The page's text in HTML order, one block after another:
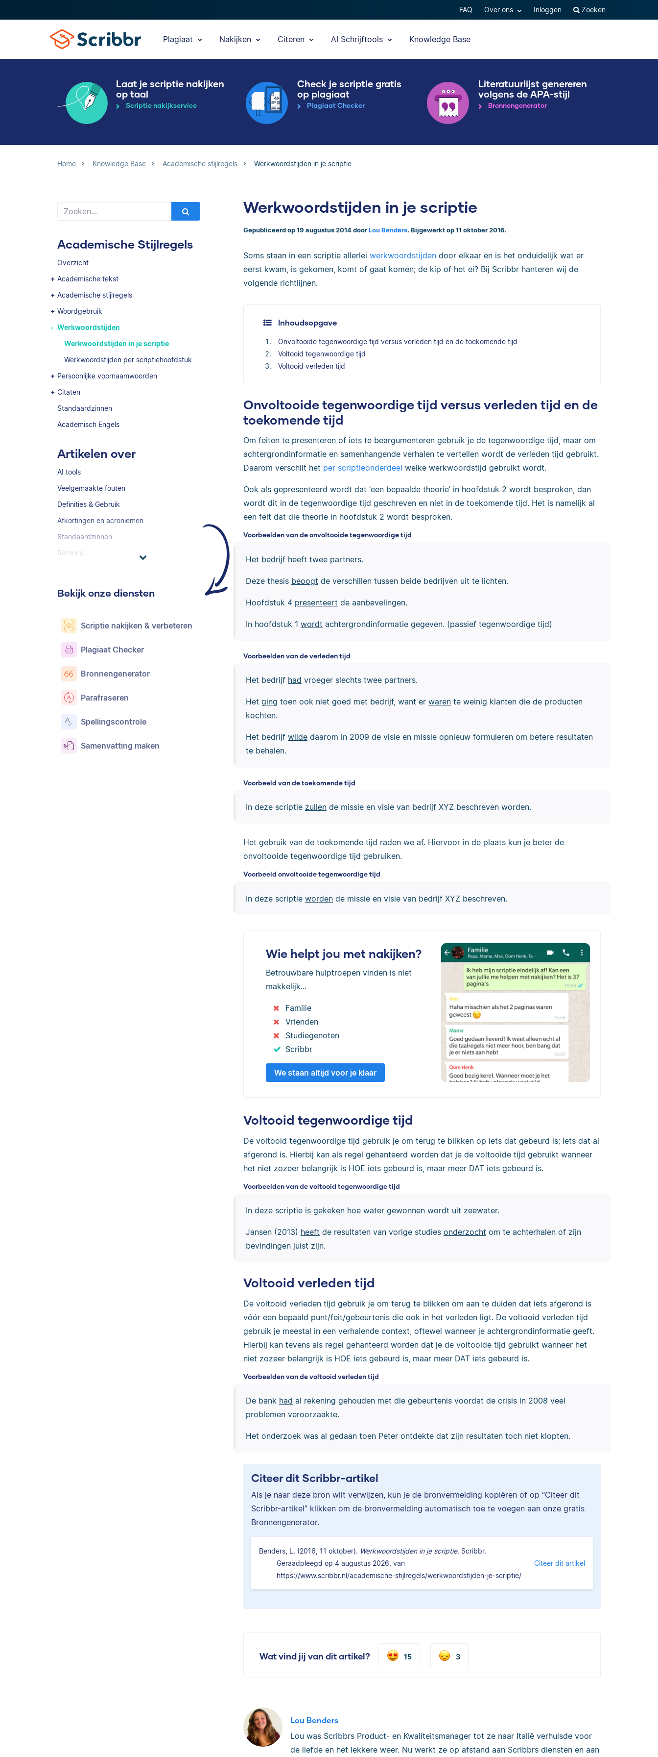
FAQ Over ons Inloggen Zoeken
Plagiaat Nakijken Citeren AI Schrijftools Knowledge Base
Laat je scriptie nakijken
op taal
Scriptie nakijkservice
Check je scriptie gratis
op plagiaat
Plagiaat Checker
Literatuurlijst genereren
volgens de APA-stijl
Bronnengenerator
Home Knowledge Base Academische stijlregels Werkwoordstijden in je scriptie
Academische Stijlregels
Overzicht
Academische tekst
Academische stijlregels
Woordgebruik
Werkwoordstijden
Werkwoordstijden in je scriptie
Werkwoordstijden per scriptiehoofdstuk
Persoonlijke voornaamwoorden
Citaten
Standaardzinnen
Academisch Engels
Artikelen over
AI tools
Veelgemaakte fouten
Definities & Gebruik
Afkortingen en acroniemen
Standaardzinnen
Retorica
Bekijk onze diensten
Scriptie nakijken & verbeteren
Plagiaat Checker
Bronnengenerator
Parafraseren
Spellingscontrole
Samenvatting maken
Werkwoordstijden in je scriptie
Gepubliceerd op 19 augustus 2014 door Lou Benders. Bijgewerkt op 11 oktober 2016.
Soms staan in een scriptie allerlei werkwoordstijden door elkaar en is het onduidelijk wat er
eerst kwam, is gekomen, komt of gaat komen; de kip of het ei? Bij Scribbr hanteren wij de
volgende richtlijnen.
Inhoudsopgave
Onvoltooide tegenwoordige tijd versus verleden tijd en de toekomende tijd
Voltooid tegenwoordige tijd
Voltooid verleden tijd
Onvoltooide tegenwoordige tijd versus verleden tijd en de
toekomende tijd
Om feiten te presenteren of iets te beargumenteren gebruik je de tegenwoordige tijd, maar om
achtergrondinformatie en samenhangende verhalen te vertellen wordt de verleden tijd gebruikt.
Daarom verschilt het per scriptieonderdeel welke werkwoordstijd gebruikt wordt.
Ook als gepresenteerd wordt dat ‘een bepaalde theorie’ in hoofdstuk 2 wordt besproken, dan
wordt dit in de tegenwoordige tijd geschreven en niet in de toekomende tijd. Het is namelijk al
een feit dat die theorie in hoofdstuk 2 wordt besproken.
Voorbeelden van de onvoltooide tegenwoordige tijd
Het bedrijf heeft twee partners.
Deze thesis beoogt de verschillen tussen beide bedrijven uit te lichten.
Hoofdstuk 4 presenteert de aanbevelingen.
In hoofdstuk 1 wordt achtergrondinformatie gegeven. (passief tegenwoordige tijd)
Voorbeelden van de verleden tijd
Het bedrijf had vroeger slechts twee partners.
Het ging toen ook niet goed met bedrijf, want er warente weinig klanten die de producten
kochten.
Het bedrijf wildedaarom in 2009 de visie en missie opnieuw formuleren om betere resultaten
te behalen.
Voorbeeld van de toekomende tijd
In deze scriptie zullende missie en visie van bedrijf XYZ beschreven worden.
Het gebruik van de toekomende tijd raden we af. Hiervoor in de plaats kun je beter de
onvoltooide tegenwoordige tijd gebruiken.
Voorbeeld onvoltooide tegenwoordige tijd
In deze scriptie wordende missie en visie van bedrijf XYZ beschreven.
Wie helpt jou met nakijken?
Betrouwbare hulptroepen vinden is niet
makkelijk...
Familie
Vrienden
Studiegenoten
Scribbr
We staan altijd voor je klaar
Voltooid tegenwoordige tijd
De voltooid tegenwoordige tijd gebruik je om terug te blikken op iets dat gebeurd is; iets dat al
afgerond is. Hierbij kan als regel gehanteerd worden dat je de voltooide tijd gebruikt wanneer
het niet zozeer belangrijk is HOE iets gebeurd is, maar meer DAT iets gebeurd is.
Voorbeelden van de voltooid tegenwoordige tijd
In deze scriptie is gekekenhoe water gewonnen wordt uit zeewater.
Jansen (2013) heeft de resultaten van vorige studies onderzocht om te achterhalen of zijn
bevindingen juist zijn.
Voltooid verleden tijd
De voltooid verleden tijd gebruik je om terug te blikken om aan te duiden dat iets afgerond is
vóór een bepaald punt/feit/gebeurtenis die ook in het verleden ligt. De voltooid verleden tijd
gebruik je meestal in een verhalende context, oftewel wanneer je achtergrondinformatie geeft.
Hierbij kan tevens als regel gehanteerd worden dat je de voltooide tijd gebruikt wanneer het
niet zozeer belangrijk is HOE iets gebeurd is, maar meer DAT iets gebeurd is.
Voorbeelden van de voltooid verleden tijd
De bank had al rekening gehouden met die gebeurtenis voordat de crisis in 2008 veel
problemen veroorzaakte.
Het onderzoek was al gedaan toen Peter ontdekte dat zijn resultaten toch niet klopten.
Citeer dit Scribbr-artikel
Als je naar deze bron wilt verwijzen, kun je de bronvermelding kopiëren of op “Citeer dit
Scribbr-artikel” klikken om de bronvermelding automatisch toe te voegen aan onze gratis
Bronnengenerator.
Benders, L. (2016, 11 oktober). Werkwoordstijden in je scriptie. Scribbr.
Geraadpleegd op 4 augustus 2026, van
https://www.scribbr.nl/academische-stijlregels/werkwoordstijden-je-scriptie/
Citeer dit artikel
Wat vind jij van dit artikel? 15 3
Lou Benders
Lou was Scribbrs Product- en Kwaliteitsmanager tot ze naar Italië verhuisde voor
de liefde en het lekkere weer. Nu werkt ze op afstand aan Scribbrs diensten en aan